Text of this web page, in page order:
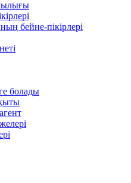
бейне-пікірлері
болады